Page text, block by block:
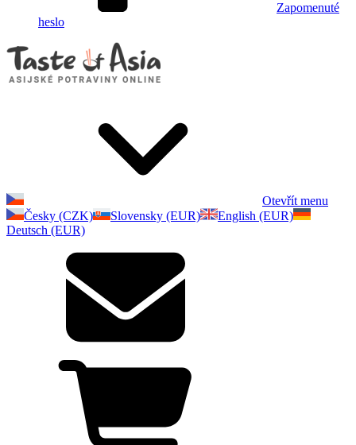
Zapomenuté
heslo
Otevřít menu
Česky (CZK)
Slovensky (EUR)
English (EUR)
Deutsch (EUR)